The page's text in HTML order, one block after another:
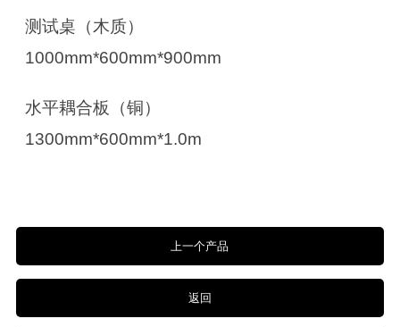
测试桌（木质）
1000mm*600mm*900mm
水平耦合板（铜）
1300mm*600mm*1.0m
上一个产品
返回